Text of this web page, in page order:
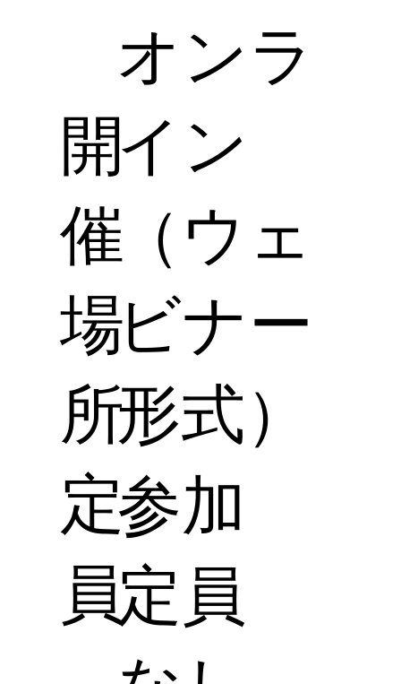
開
催
場
所
定
員
オンラ
イン
（ウェ
ビナー
形式）
参加
定員